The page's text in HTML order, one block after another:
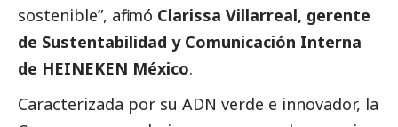
sostenible”, afirmó Clarissa Villarreal, gerente
de Sustentabilidad y Comunicación Interna
de HEINEKEN México.
Caracterizada por su ADN verde e innovador, la